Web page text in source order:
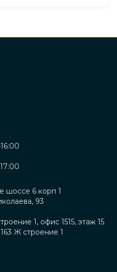
шоссе 6 корп 1
93
1, офис 1515, этаж 15
Ж строение 1